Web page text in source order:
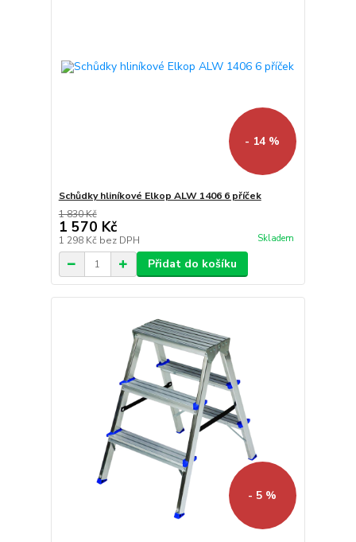
- 14 %
Schůdky hliníkové Elkop ALW 1406 6 příček
1 830 Kč
1 570 Kč
1 298 Kč bez DPH Skladem
Přidat do košíku
- 5 %